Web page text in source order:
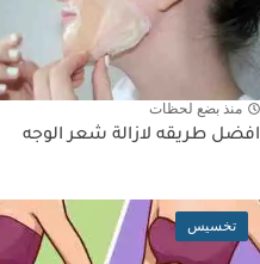
منذ بضع لحظات
افضل طريقه لازالة شعر الوجه
تخسيس